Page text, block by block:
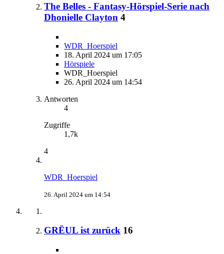
The Belles - Fantasy-Hörspiel-Serie nach
Dhonielle Clayton 4
WDR_Hoerspiel
18. April 2024 um 17:05
Hörspiele
WDR_Hoerspiel
26. April 2024 um 14:54
Antworten
4
Zugriffe
1,7k
4
WDR_Hoerspiel
26. April 2024 um 14:54
GRËUL ist zurück 16